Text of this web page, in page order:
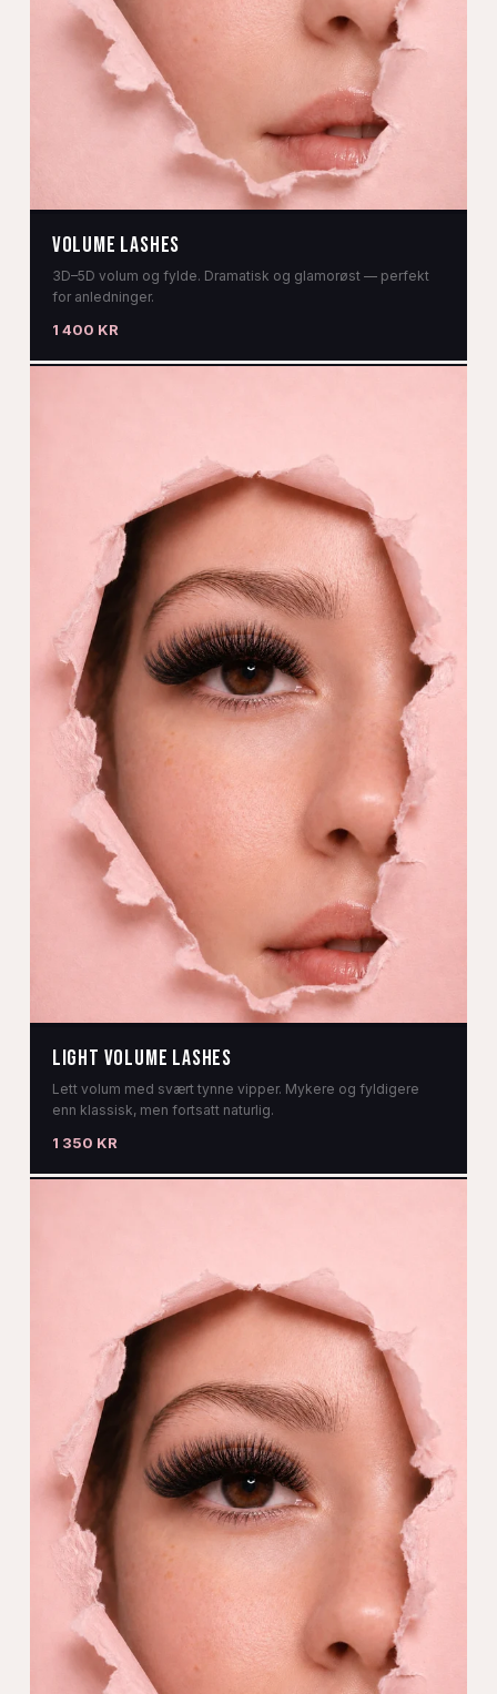
VOLUME LASHES
3D–5D volum og fylde. Dramatisk og glamorøst — perfekt
for anledninger.
1 400 KR
Light volume lashes
Lett volum med svært tynne vipper. Mykere og fyldigere
enn klassisk, men fortsatt naturlig.
1 350 KR